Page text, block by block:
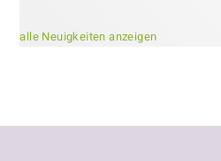
alle Neuigkeiten anzeigen